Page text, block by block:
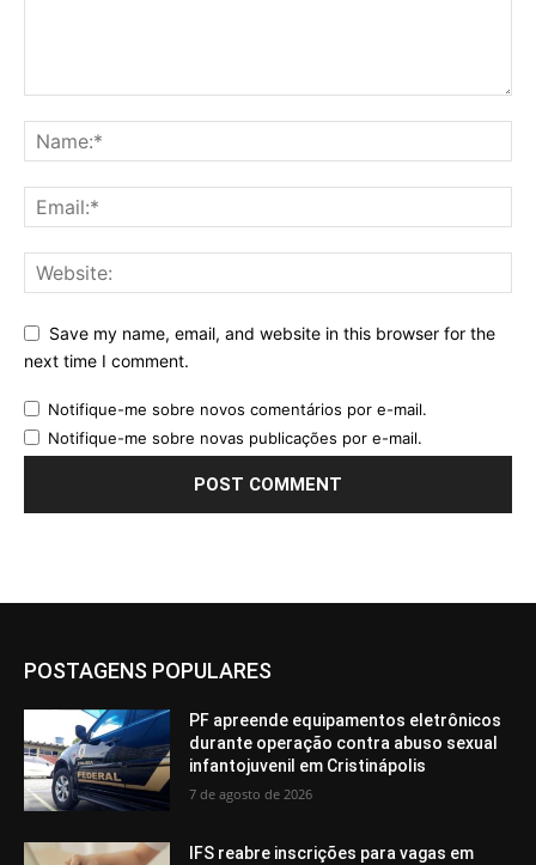
Save my name, email, and website in this browser for the
next time I comment.
Notifique-me sobre novos comentários por e-mail.
Notifique-me sobre novas publicações por e-mail.
POSTAGENS POPULARES
PF apreende equipamentos eletrônicos
durante operação contra abuso sexual
infantojuvenil em Cristinápolis
7 de agosto de 2026
IFS reabre inscrições para vagas em